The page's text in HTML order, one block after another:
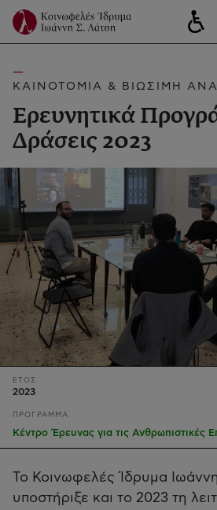
ΚΑΙΝΟΤΟΜΙΑ & ΒΙΩΣΙΜΗ
Ερευνητικά
Δράσεις 2023
ΕΤΟΣ
2023
ΠΡΟΓΡΑΜΜΑ
Κέντρο Έρευνας για τις Ανθρωπιστικές
Το Κοινωφελές Ίδρυμα
υποστήριξε και το 2023 τη